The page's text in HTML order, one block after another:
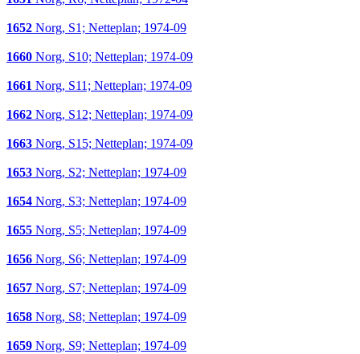
1652 Norg, S1; Netteplan; 1974-09
1660 Norg, S10; Netteplan; 1974-09
1661 Norg, S11; Netteplan; 1974-09
1662 Norg, S12; Netteplan; 1974-09
1663 Norg, S15; Netteplan; 1974-09
1653 Norg, S2; Netteplan; 1974-09
1654 Norg, S3; Netteplan; 1974-09
1655 Norg, S5; Netteplan; 1974-09
1656 Norg, S6; Netteplan; 1974-09
1657 Norg, S7; Netteplan; 1974-09
1658 Norg, S8; Netteplan; 1974-09
1659 Norg, S9; Netteplan; 1974-09